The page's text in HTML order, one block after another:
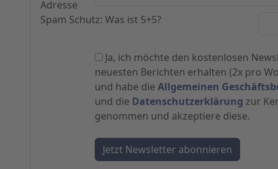
Adresse
Spam Schutz: Was ist 5+5?
Ja, ich möchte den kostenlosen
neuesten Berichten erhalten (2x pro
und habe dieAllgemeinen
und die Datenschutzerklärung zur
genommen und akzeptiere diese.